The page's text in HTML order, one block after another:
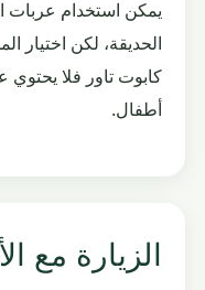
يمكن استخدام عربات
الحديقة، لكن اختيار
كابوت تاور فلا
أطفال.
الزيارة مع